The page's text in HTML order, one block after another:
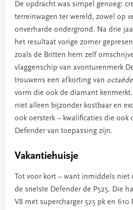
De opdracht was simpel genoeg:
terreinwagen ter wereld, zowel op
onverharde ondergrond. Na drie
het resultaat vorige zomer
zoals de Britten hem zelf
vlaggenschip van avonturenmerk
trouwens een afkorting van
vorm die ook de diamant
niet alleen bijzonder kostbaar en
ook oersterk – kwalificaties die ook
Defender van toepassing zijn.
Vakantiehuisje
Tot voor kort – want inmiddels niet
de snelste Defender de P525. Die
V8 met supercharger 525 pk en